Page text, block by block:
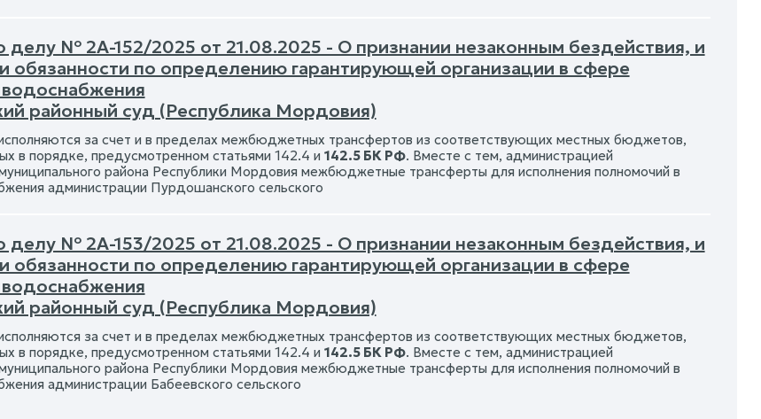
делу № 2А-152/2025 от 21.08.2025 - О признании незаконным бездействия, и
обязанности по определению гарантирующей организации в сфере
районный суд (Республика Мордовия)
за счет и в пределах межбюджетных трансфертов из соответствующих местных бюджетов,
в порядке, предусмотренном статьями 142.4 и 142.5 БК РФ. Вместе с тем, администрацией
района Республики Мордовия межбюджетные трансферты для исполнения полномочий в
администрации Пурдошанского сельского
делу № 2А-153/2025 от 21.08.2025 - О признании незаконным бездействия, и
обязанности по определению гарантирующей организации в сфере
районный суд (Республика Мордовия)
за счет и в пределах межбюджетных трансфертов из соответствующих местных бюджетов,
в порядке, предусмотренном статьями 142.4 и 142.5 БК РФ. Вместе с тем, администрацией
района Республики Мордовия межбюджетные трансферты для исполнения полномочий в
администрации Бабеевского сельского